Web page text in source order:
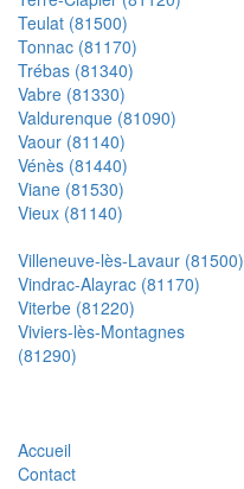
Teulat (81500)
Tonnac (81170)
Trébas (81340)
Vabre (81330)
Valdurenque (81090)
Vaour (81140)
Vénès (81440)
Viane (81530)
Vieux (81140)
Villeneuve-lès-Lavaur (81500)
Vindrac-Alayrac (81170)
Viterbe (81220)
Viviers-lès-Montagnes
(81290)
Accueil
Contact